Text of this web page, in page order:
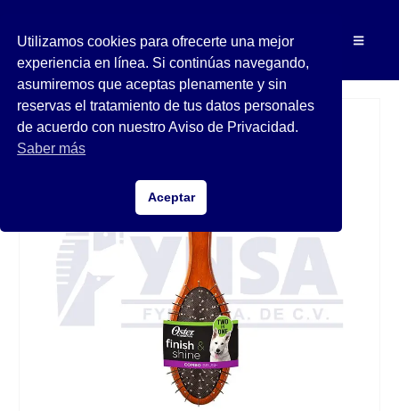
Utilizamos cookies para ofrecerte una mejor
experiencia en línea. Si continúas navegando,
asumiremos que aceptas plenamente y sin
reservas el tratamiento de tus datos personales
de acuerdo con nuestro Aviso de Privacidad.
Saber más
Aceptar